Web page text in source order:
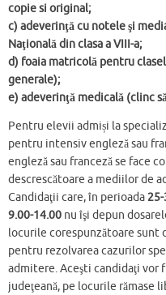
copie si original;
c) adeverinţă cu notele şi
Naţională din clasa a VIII-a;
d) foaia matricolă pentru
generale);
e) adeverinţă medicală (clinc
Pentru elevii admiși la
pentru intensiv engleză sau
engleză sau franceză se face
descrescătoare a mediilor de
Candidaţii care, în perioada
9.00-14.00 nu îşi depun
locurile corespunzătoare
pentru rezolvarea cazurilor
admitere. Aceşti candidaţi vor
judeţeană, pe locurile rămase